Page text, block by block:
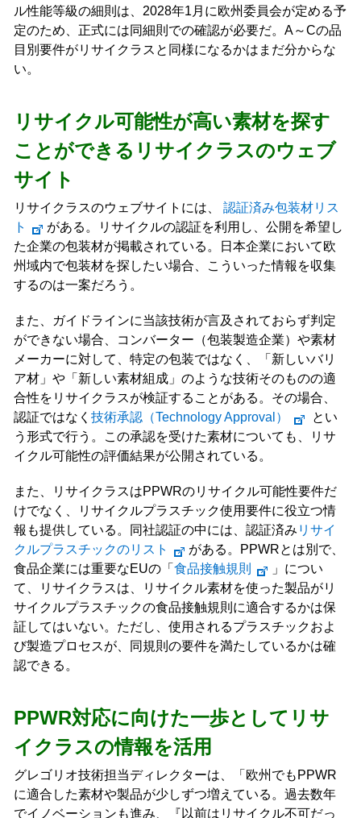
ル性能等級の細則は、2028年1月に欧州委員会が定める予
定のため、正式には同細則での確認が必要だ。A～Cの品
目別要件がリサイクラスと同様になるかはまだ分からな
い。
リサイクル可能性が高い素材を探す
ことができるリサイクラスのウェブ
サイト
リサイクラスのウェブサイトには、 認証済み包装材リス
ト
がある。リサイクルの認証を利用し、公開を希望し
た企業の包装材が掲載されている。日本企業において欧
州域内で包装材を探したい場合、こういった情報を収集
するのは一案だろう。
また、ガイドラインに当該技術が言及されておらず判定
ができない場合、コンバーター（包装製造企業）や素材
メーカーに対して、特定の包装ではなく、「新しいバリ
ア材」や「新しい素材組成」のような技術そのものの適
合性をリサイクラスが検証することがある。その場合、
認証ではなく 技術承認（Technology Approval）
とい
う形式で行う。この承認を受けた素材についても、リサ
イクル可能性の評価結果が公開されている。
また、リサイクラスはPPWRのリサイクル可能性要件だ
けでなく、リサイクルプラスチック使用要件に役立つ情
報も提供している。同社認証の中には、認証済み リサイ
クルプラスチックのリスト
がある。PPWRとは別で、
食品企業には重要なEUの「 食品接触規則
」につい
て、リサイクラスは、リサイクル素材を使った製品がリ
サイクルプラスチックの食品接触規則に適合するかは保
証してはいない。ただし、使用されるプラスチックおよ
び製造プロセスが、同規則の要件を満たしているかは確
認できる。
PPWR対応に向けた一歩としてリサ
イクラスの情報を活用
グレゴリオ技術担当ディレクターは、「欧州でもPPWR
に適合した素材や製品が少しずつ増えている。過去数年
でイノベーションも進み、『以前はリサイクル不可だっ